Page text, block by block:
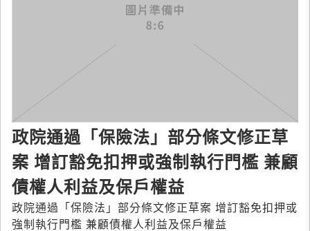
政院通過「保險法」部分條文修正草
案 增訂豁免扣押或強制執行門檻 兼顧
債權人利益及保戶權益
政院通過「保險法」部分條文修正草案 增訂豁免扣押或
強制執行門檻 兼顧債權人利益及保戶權益